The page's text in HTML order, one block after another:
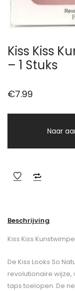
Kiss Kiss
– 1 Stuks
€7.99
Naar
Beschrijving
Kiss Kiss
De Kiss Looks So
revolutionaire
taps toelopen. De